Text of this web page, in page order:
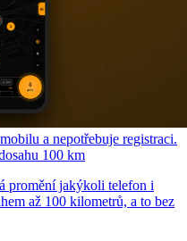
a nepotřebuje registraci.
100 km
promění jakýkoli telefon i
až 100 kilometrů, a to bez